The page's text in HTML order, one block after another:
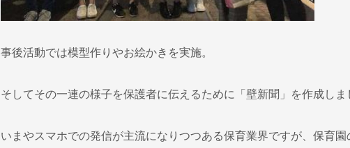
事後活動では模型作りやお絵かきを実施。
そしてその一連の様子を保護者に伝えるために「壁新聞」を作成しま
いまやスマホでの発信が主流になりつつある保育業界ですが、保育